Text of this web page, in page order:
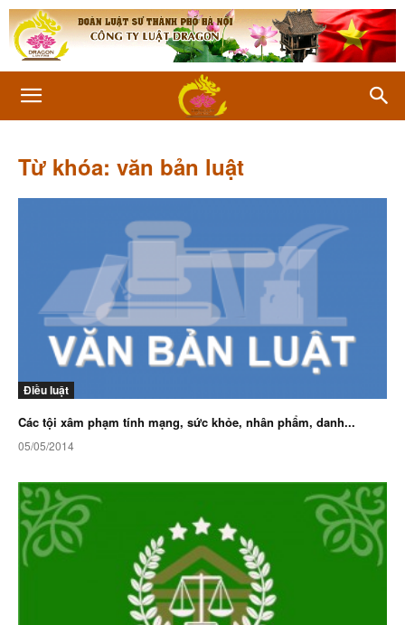
Từ khóa: văn bản luật
Điều luật
Các tội xâm phạm tính mạng, sức khỏe, nhân phẩm, danh...
05/05/2014